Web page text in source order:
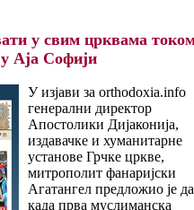
у свим црквама
Аја Софији
У изјави за orthodoxia.info
генерални директор
Апостолики Дијаконија,
издавачке и хуманитарне
установе Грчке цркве,
митрополит фанаријски
Агатангел предложио је да
када прва муслиманска